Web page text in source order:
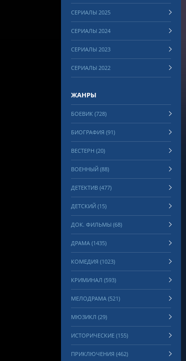
СЕРИАЛЫ 2025
СЕРИАЛЫ 2024
СЕРИАЛЫ 2023
СЕРИАЛЫ 2022
ЖАНРЫ
БОЕВИК (728)
БИОГРАФИЯ (91)
ВЕСТЕРН (20)
ВОЕННЫЙ (88)
ДЕТЕКТИВ (477)
ДЕТСКИЙ (15)
ДОК. ФИЛЬМЫ (68)
ДРАМА (1435)
КОМЕДИЯ (1023)
КРИМИНАЛ (593)
МЕЛОДРАМА (521)
МЮЗИКЛ (29)
ИСТОРИЧЕСКИЕ (155)
ПРИКЛЮЧЕНИЯ (462)